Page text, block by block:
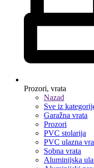
Prozori, vrata
Nazad
Sve iz
Garažna vrata
Prozori
PVC stolarija
PVC ulazna
Sobna vrata
Aluminijska